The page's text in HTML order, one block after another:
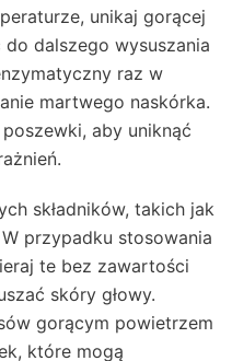
unikaj gorącej
dalszego wysuszania
raz w
martwego naskórka.
aby uniknąć
składników, takich jak
przypadku stosowania
te bez zawartości
skóry głowy.
gorącym powietrzem
które mogą